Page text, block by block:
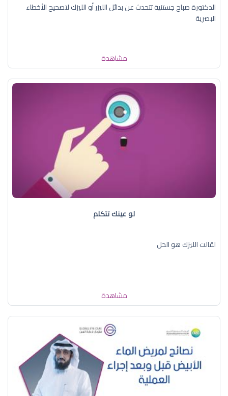
الدكتورة صباح جستنية تتحدث عن بدائل الليزر أو الليزك لتصحيح الأخطاء
البصرية
مشاهدة
لو عينك تتكلم
لقالت الليزك هو الحل
مشاهدة